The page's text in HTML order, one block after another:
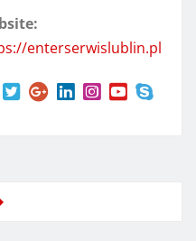
enterserwislublin.pl